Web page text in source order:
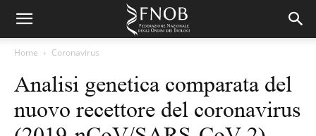
Home Coronavirus
Analisi genetica comparata del
nuovo recettore del coronavirus